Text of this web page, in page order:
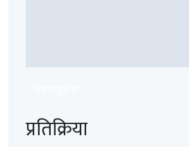
प्रतिक्रिया